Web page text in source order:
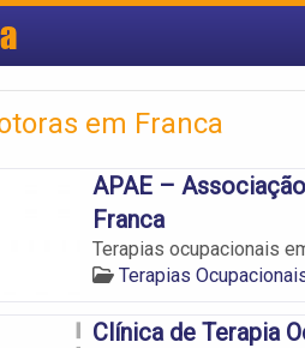
em Franca
APAE –
Franca
Terapias ocupacionais
Terapias
Clínica de Terapia